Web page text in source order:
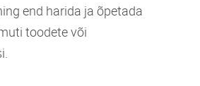
end harida ja õpetada
toodete või